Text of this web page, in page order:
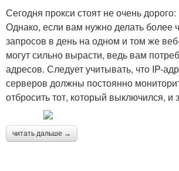
Сегодня прокси стоят не очень
Однако, если вам нужно делать более
запросов в день на одном и том же
могут сильно вырасти, ведь вам
адресов. Следует учитывать, что IP-
серверов должны постоянно
отбросить тот, который выключился, и
читать дальше →